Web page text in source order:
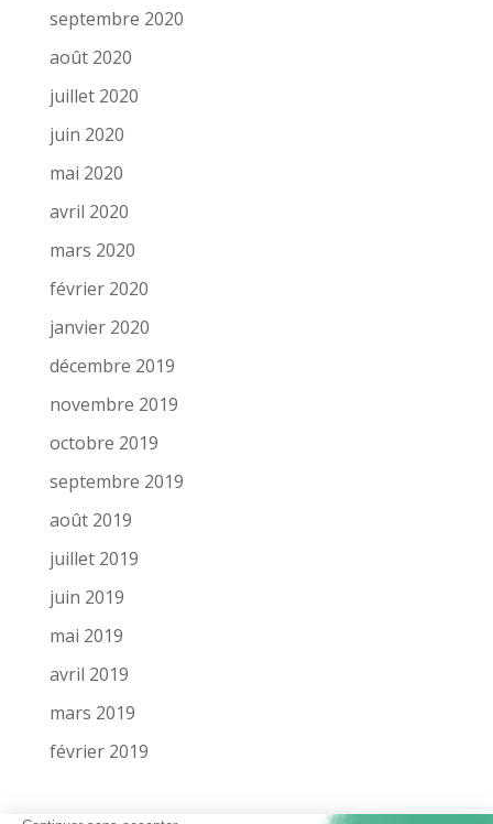
septembre 2020
août 2020
juillet 2020
juin 2020
mai 2020
avril 2020
mars 2020
février 2020
janvier 2020
décembre 2019
novembre 2019
octobre 2019
septembre 2019
août 2019
juillet 2019
juin 2019
mai 2019
avril 2019
mars 2019
février 2019